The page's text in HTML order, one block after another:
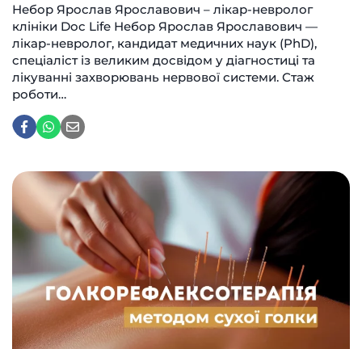
Небор Ярослав Ярославович – лікар-невролог
клініки Doc Life Небор Ярослав Ярославович —
лікар-невролог, кандидат медичних наук (PhD),
спеціаліст із великим досвідом у діагностиці та
лікуванні захворювань нервової системи. Стаж
роботи…